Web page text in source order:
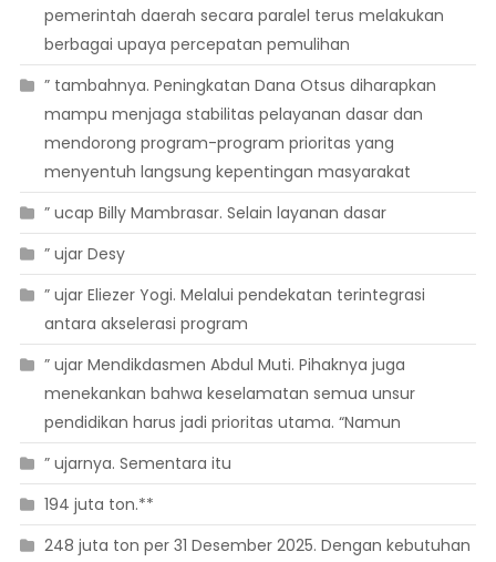
pemerintah daerah secara paralel terus melakukan
berbagai upaya percepatan pemulihan
” tambahnya. Peningkatan Dana Otsus diharapkan
mampu menjaga stabilitas pelayanan dasar dan
mendorong program-program prioritas yang
menyentuh langsung kepentingan masyarakat
” ucap Billy Mambrasar. Selain layanan dasar
” ujar Desy
” ujar Eliezer Yogi. Melalui pendekatan terintegrasi
antara akselerasi program
” ujar Mendikdasmen Abdul Muti. Pihaknya juga
menekankan bahwa keselamatan semua unsur
pendidikan harus jadi prioritas utama. “Namun
” ujarnya. Sementara itu
194 juta ton.**
248 juta ton per 31 Desember 2025. Dengan kebutuhan